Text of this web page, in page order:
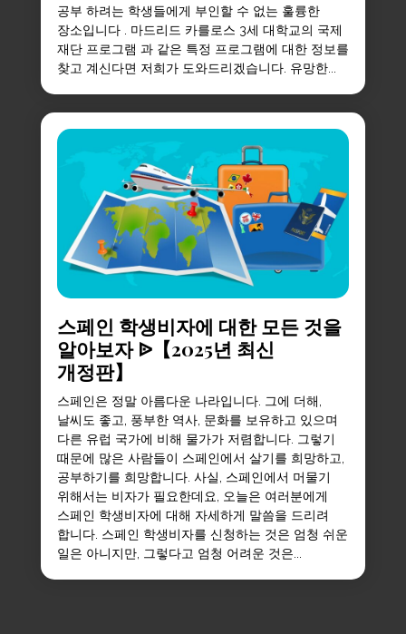
공부 하려는 학생들에게 부인할 수 없는 훌륭한
장소입니다 . 마드리드 카를로스 3세 대학교의 국제
재단 프로그램 과 같은 특정 프로그램에 대한 정보를
찾고 계신다면 저희가 도와드리겠습니다. 유망한...
스페인 학생비자에 대한 모든 것을
알아보자 ᐉ【2025년 최신
개정판】
스페인은 정말 아름다운 나라입니다. 그에 더해,
날씨도 좋고, 풍부한 역사, 문화를 보유하고 있으며
다른 유럽 국가에 비해 물가가 저렴합니다. 그렇기
때문에 많은 사람들이 스페인에서 살기를 희망하고,
공부하기를 희망합니다. 사실, 스페인에서 머물기
위해서는 비자가 필요한데요, 오늘은 여러분에게
스페인 학생비자에 대해 자세하게 말씀을 드리려
합니다. 스페인 학생비자를 신청하는 것은 엄청 쉬운
일은 아니지만, 그렇다고 엄청 어려운 것은...